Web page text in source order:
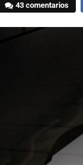
43 comentarios